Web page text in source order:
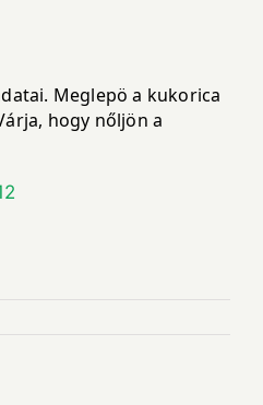
Meglepö a kukorica
hogy nőljön a
Tanakajd